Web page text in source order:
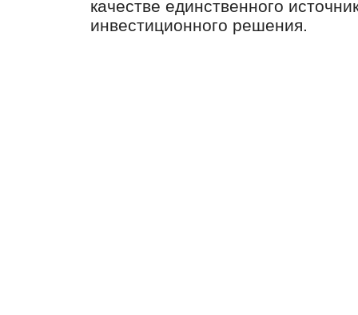
качестве единственного
инвестиционного решения.